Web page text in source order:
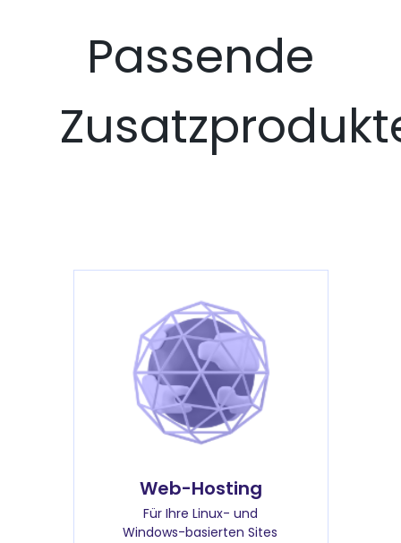
Passende
Web-Hosting
Für Ihre Linux- und
Windows-basierten Sites